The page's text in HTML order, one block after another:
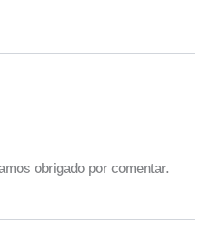
obrigado por comentar.